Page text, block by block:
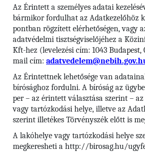
Az Érintett a személyes adatai
bármikor fordulhat az Adatkezelőhöz
pontban rögzített elérhetőségen, vagy
adatvédelmi tisztségviselőjéhez a
Kft-hez (levelezési cím: 1043 Budapest,
mail cím:
Az Érintettnek lehetősége van
bírósághoz fordulni. A bíróság az
per – az érintett választása szerint –
vagy tartózkodási helye, illetve az
szerint illetékes Törvényszék előtt is
A lakóhelye vagy tartózkodási helye
megkeresheti a http://birosag.hu/